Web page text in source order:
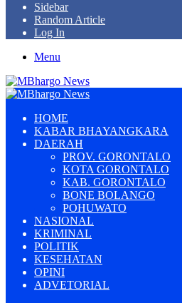
Sidebar
Random Article
Log In
Menu
HOME
KABAR BHAYANGKARA
DAERAH
PROV. GORONTALO
KOTA GORONTALO
KAB. GORONTALO
BONE BOLANGO
POHUWATO
NASIONAL
KRIMINAL
POLITIK
KESEHATAN
OPINI
ADVETORIAL